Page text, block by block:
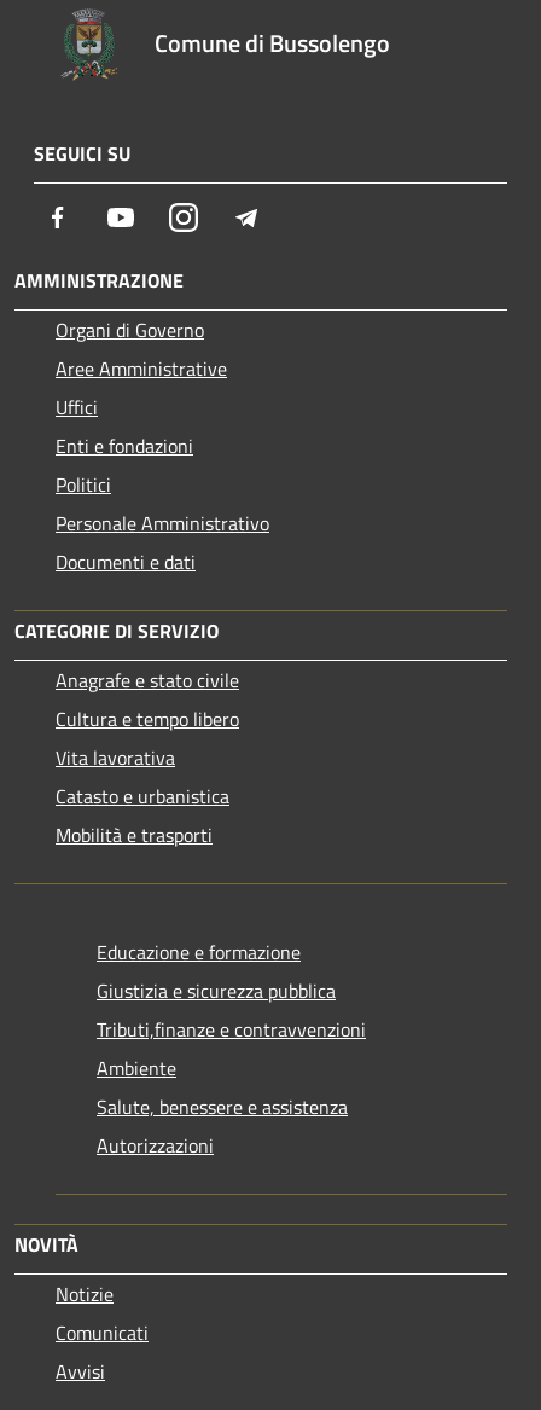
Comune di Bussolengo
SEGUICI SU
Facebook YoutubeInstagram
AMMINISTRAZIONE
Organi di Governo
Aree Amministrative
Uffici
Enti e fondazioni
Politici
Personale Amministrativo
Documenti e dati
CATEGORIE DI SERVIZIO
Anagrafe e stato civile
Cultura e tempo libero
Vita lavorativa
Catasto e urbanistica
Mobilità e trasporti
Educazione e formazione
Giustizia e sicurezza pubblica
Tributi,finanze e contravvenzioni
Ambiente
Salute, benessere e assistenza
Autorizzazioni
NOVITÀ
Notizie
Comunicati
Avvisi